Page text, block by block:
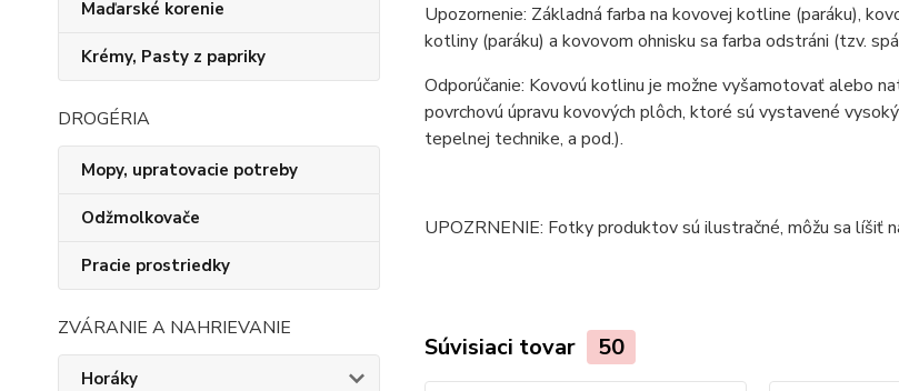
Maďarské korenie
Krémy, Pasty z papriky
DROGÉRIA
Mopy, upratovacie potreby
Odžmolkovače
Pracie prostriedky
ZVÁRANIE A NAHRIEVANIE
Horáky
Upozornenie: Základná farba na kovovej kotline (paráku),
kotliny (paráku) a kovovom ohnisku sa farba odstráni (tzv.
Odporúčanie: Kovovú kotlinu je možne vyšamotovať alebo
povrchovú úpravu kovových plôch, ktoré sú vystavené
tepelnej technike, a pod.).
UPOZRNENIE: Fotky produktov sú ilustračné, môžu sa líšiť
Súvisiaci tovar 50